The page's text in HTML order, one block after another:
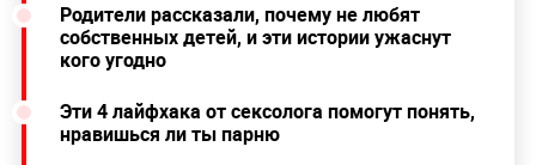
Родители рассказали, почему не любят
собственных детей, и эти истории ужаснут
кого угодно
Эти 4 лайфхака от сексолога помогут понять,
нравишься ли ты парню